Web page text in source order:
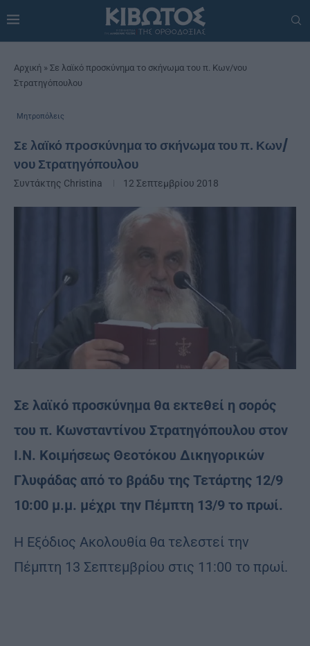
Αρχική » Σε λαϊκό προσκύνημα το σκήνωμα του π. Κων/νου
Στρατηγόπουλου
Μητροπόλεις
Σε λαϊκό προσκύνημα το σκήνωμα του π. Κων/
νου Στρατηγόπουλου
Συντάκτης Christina 12 Σεπτεμβρίου 2018
Σε λαϊκό προσκύνημα θα εκτεθεί η σορός
του π. Κωνσταντίνου Στρατηγόπουλου στον
Ι.Ν. Κοιμήσεως Θεοτόκου Δικηγορικών
Γλυφάδας από το βράδυ της Τετάρτης 12/9
10:00 μ.μ. μέχρι την Πέμπτη 13/9 το πρωί.
Η Εξόδιος Ακολουθία θα τελεστεί την
Πέμπτη 13 Σεπτεμβρίου στις 11:00 το πρωί.